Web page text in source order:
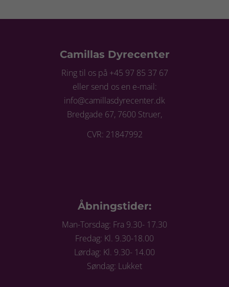
Camillas Dyrecenter
Ring til os på +45 97 85 37 67
eller send os en e-mail:
info@camillasdyrecenter.dk
Bredgade 67, 7600 Struer,
CVR: 21847992
Åbningstider:
Man-Torsdag: Fra 9.30- 17.30
Fredag: Kl. 9.30-18.00
Lørdag: Kl. 9.30- 14.00
Søndag: Lukket